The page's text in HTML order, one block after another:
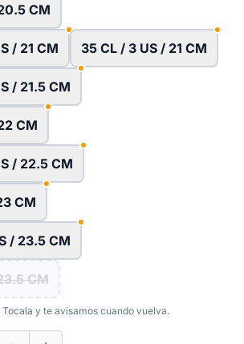
CM
/ 21 CM 35 CL / 3 US / 21 CM
/ 21.5 CM
CM
/ 22.5 CM
CM
/ 23.5 CM
CM
Tocala y te avisamos cuando vuelva.